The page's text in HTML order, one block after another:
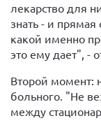
лекарство для
знать - и прямая
какой именно
это ему дает", -
Второй момент:
больного. "Не
между